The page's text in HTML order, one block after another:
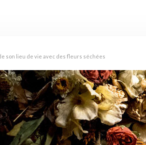
son lieu de vie avec des fleurs séchées